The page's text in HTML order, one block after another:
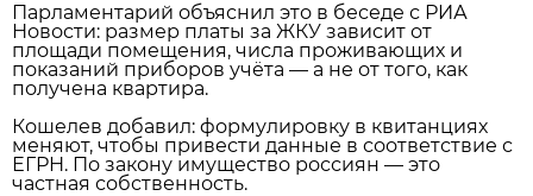
Парламентарий объяснил это в беседе с РИА
Новости: размер платы за ЖКУ зависит от
площади помещения, числа проживающих и
показаний приборов учёта — а не от того, как
получена квартира.
Кошелев добавил: формулировку в квитанциях
меняют, чтобы привести данные в соответствие с
ЕГРН. По закону имущество россиян — это
частная собственность.